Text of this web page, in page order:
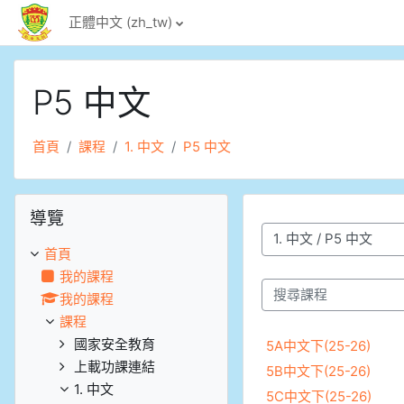
跳至主內容
正體中文 ‎(zh_tw)‎
P5 中文
首頁 課程 1. 中文 P5 中文
課程類別
搜尋課程
5A中文下(25-26)
5B中文下(25-26)
5C中文下(25-26)
導覽
首頁
我的課程
我的課程
課程
國家安全教育
上載功課連結
1. 中文